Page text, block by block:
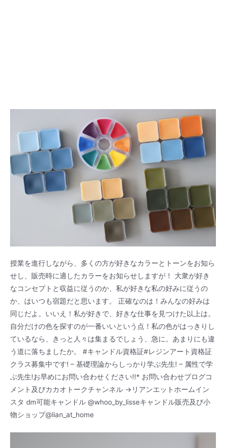
授業を進行しながら、多くの方が好きなカラーとトーンをお知ら
せし、販売時に適したカラーをお知らせしますが！ 大衆が好き
なコンセプトと収益に従うのか、私が好きな私の好みに従うの
か、はいつも宿題だと思います。 正確なのは！みんなの好みは
同じだよ。いいえ！私が好きで、好きな仕事を見つけた以上は。
自分だけの色を探すのが一番いいという点！私の色がはっきりし
ているなら、きっと人々は集まるでしょう、急に。あまりにも違
う道に落ちましたか。 #キャンドル資格証#レジンアート資格証
クラス募集中です! – 基礎理論からしっかり学ぶ先生! – 属性で学
ぶ先生!お早めにお問い合わせください!!* お問い合わせブログコ
メント及びカカオトークチャンネル ->リアンエットホームイン
スタ dm可能キャンドル @whoo_by_lisseキャンドル販売及び小
物ショップ@lian_at_home